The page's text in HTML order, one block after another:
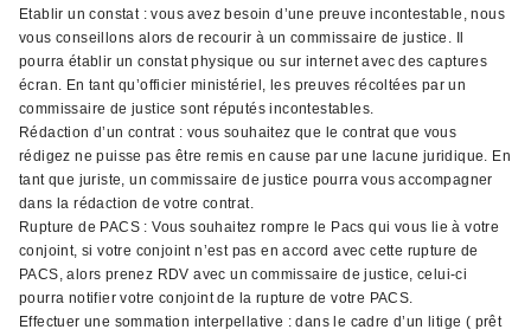
Etablir un constat : vous avez besoin d’une preuve incontestable, nous
vous conseillons alors de recourir à un commissaire de justice. Il
pourra établir un constat physique ou sur internet avec des captures
écran. En tant qu’officier ministériel, les preuves récoltées par un
commissaire de justice sont réputés incontestables.
Rédaction d’un contrat : vous souhaitez que le contrat que vous
rédigez ne puisse pas être remis en cause par une lacune juridique. En
tant que juriste, un commissaire de justice pourra vous accompagner
dans la rédaction de votre contrat.
Rupture de PACS : Vous souhaitez rompre le Pacs qui vous lie à votre
conjoint, si votre conjoint n’est pas en accord avec cette rupture de
PACS, alors prenez RDV avec un commissaire de justice, celui-ci
pourra notifier votre conjoint de la rupture de votre PACS.
Effectuer une sommation interpellative : dans le cadre d’un litige ( prêt